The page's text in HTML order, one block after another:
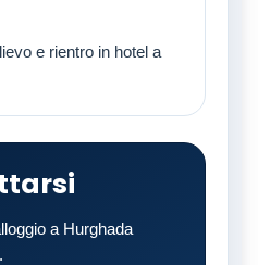
e rientro in hotel a
a Hurghada